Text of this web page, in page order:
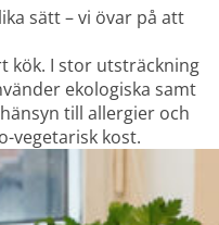
sätt – vi övar på att
kök. I stor utsträckning
ekologiska samt
till allergier och
vegetarisk kost.